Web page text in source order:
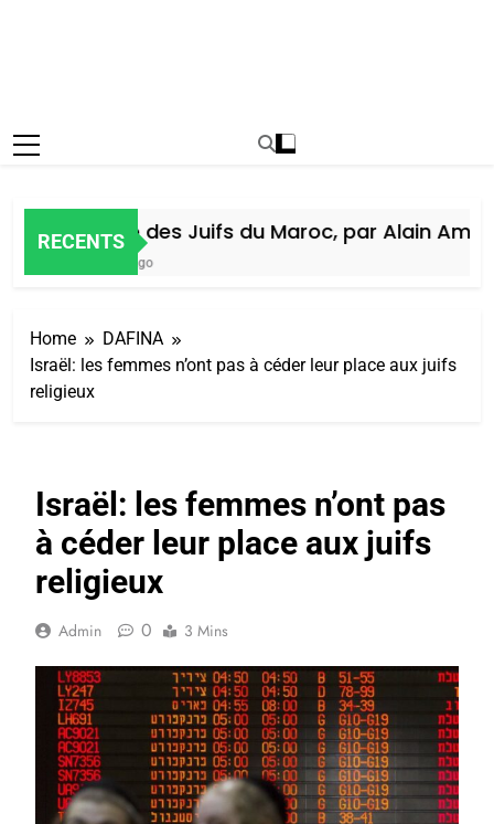
RECENTS
Histoire des Juifs du Maroc, par Alain Amiel
Home
DAFINA
Israël: les femmes n’ont pas à céder leur place aux juifs
religieux
Israël: les femmes n’ont pas
à céder leur place aux juifs
religieux
Admin 0 3 Mins